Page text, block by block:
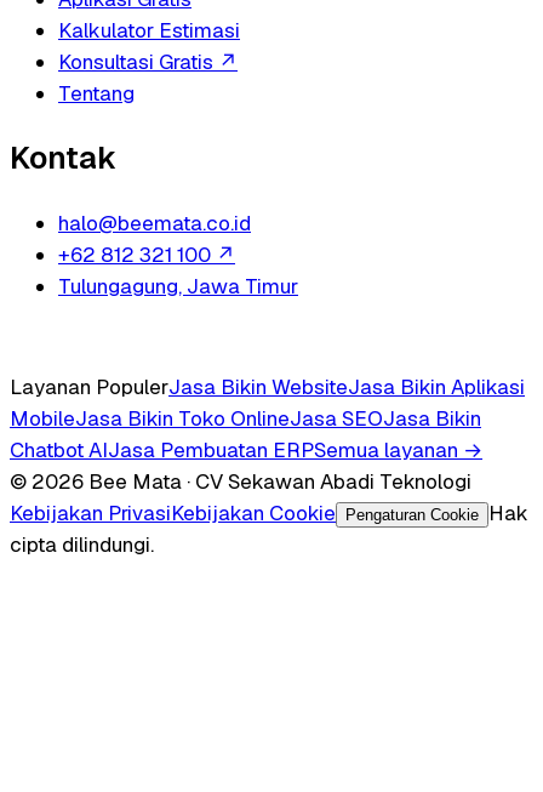
Kalkulator Estimasi
Konsultasi Gratis ↗
Tentang
Kontak
halo@beemata.co.id
+62 812 321 100 ↗
Tulungagung, Jawa Timur
Layanan PopulerJasa Bikin WebsiteJasa Bikin Aplikasi
MobileJasa Bikin Toko OnlineJasa SEOJasa Bikin
Chatbot AIJasa Pembuatan ERPSemua layanan →
© 2026 Bee Mata · CV Sekawan Abadi Teknologi
Kebijakan PrivasiKebijakan Cookie Pengaturan Cookie
Hak
cipta dilindungi.